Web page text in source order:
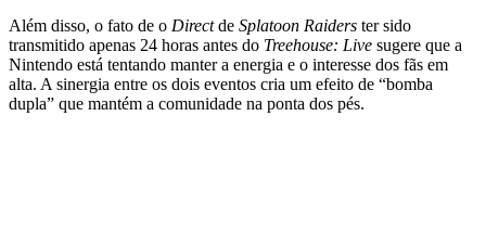
Além disso, o fato de o Directde Splatoon Raiders ter sido
transmitido apenas 24 horas antes do Treehouse: Live sugere que a
Nintendo está tentando manter a energia e o interesse dos fãs em
alta. A sinergia entre os dois eventos cria um efeito de “bomba
dupla” que mantém a comunidade na ponta dos pés.